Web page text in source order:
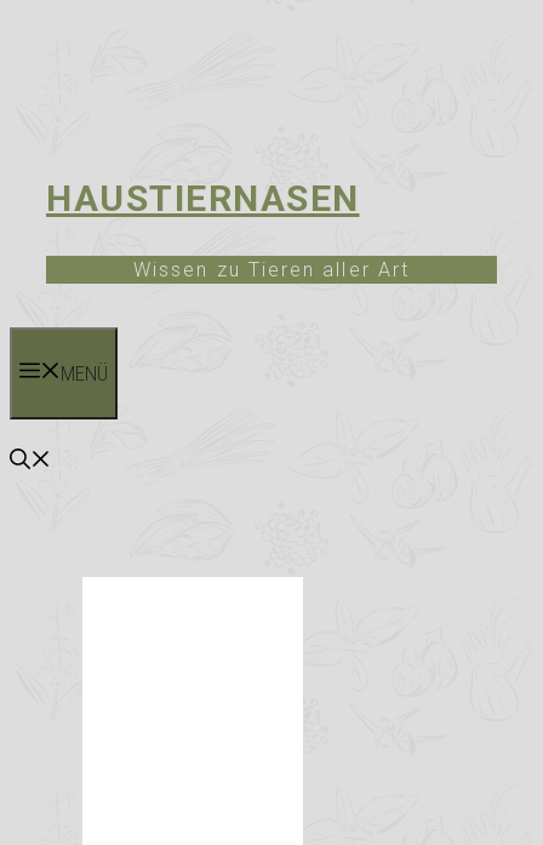
HAUSTIERNASEN
Wissen zu Tieren aller Art
MENÜ